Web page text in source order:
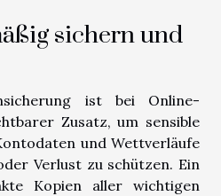
sichern und
ist bei Online-
Zusatz, um sensible
und Wettverläufe
Verlust zu schützen. Ein
Kopien aller wichtigen